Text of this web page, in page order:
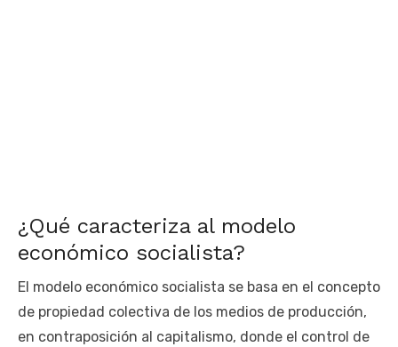
¿Qué caracteriza al modelo
económico socialista?
El modelo económico socialista se basa en el concepto
de propiedad colectiva de los medios de producción,
en contraposición al capitalismo, donde el control de